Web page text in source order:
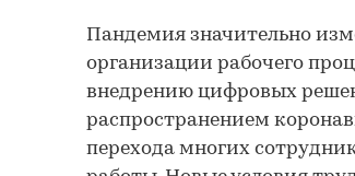
Пандемия значительно
организации рабочего
внедрению цифровых
распространением
перехода многих